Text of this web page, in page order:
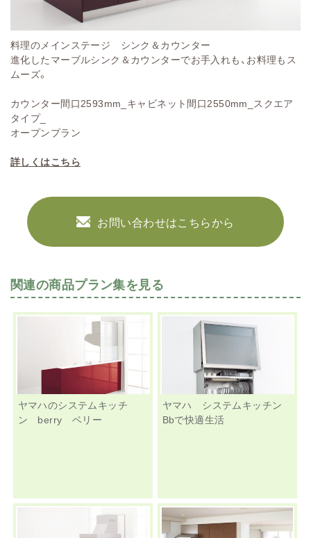
料理のメインステージ シンク＆カウンター
進化したマーブルシンク＆カウンターでお手入れも、お料理もス
ムーズ。
カウンター間口2593mm_キャビネット間口2550mm_スクエア
タイプ_
オープンプラン
詳しくはこちら
お問い合わせはこちらから
関連の商品プラン集を見る
ヤマハのシステムキッチ
ン berry ベリー
ヤマハ システムキッチン
Bbで快適生活